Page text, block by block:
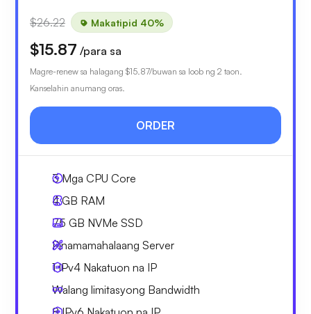
$26.22 Makatipid 40%
$15.87 /para sa
Magre-renew sa halagang $15.87/buwan sa loob ng 2 taon.
Kanselahin anumang oras.
ORDER
3Mga CPU Core
4 GB RAM
75 GB NVMe SSD
Pinamamahalaang Server
1 IPv4 Nakatuon na IP
Walang limitasyong Bandwidth